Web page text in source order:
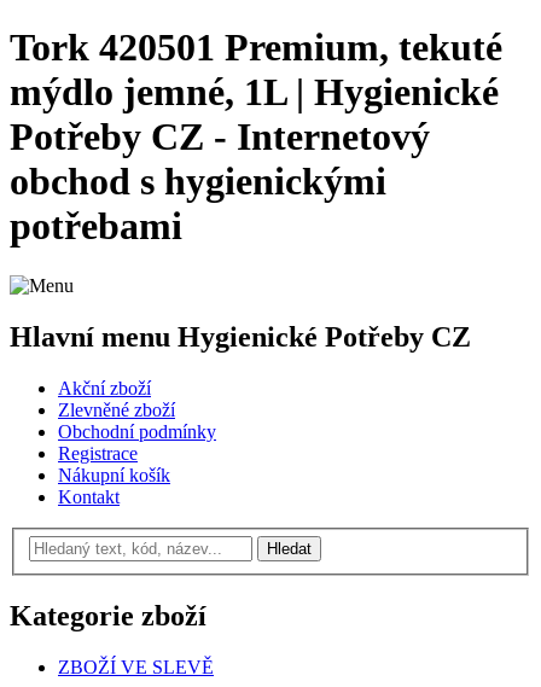
Tork 420501 Premium, tekuté
mýdlo jemné, 1L | Hygienické
Potřeby CZ - Internetový
obchod s hygienickými
potřebami
Hlavní menu Hygienické Potřeby CZ
Akční zboží
Zlevněné zboží
Obchodní podmínky
Registrace
Nákupní košík
Kontakt
Kategorie zboží
ZBOŽÍ VE SLEVĚ